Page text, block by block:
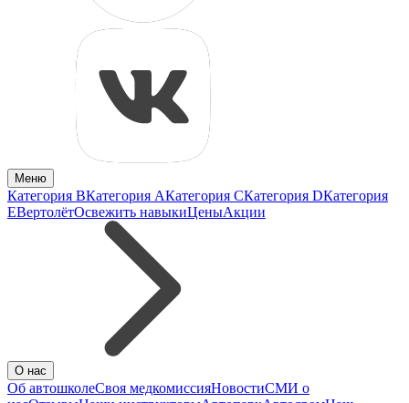
Меню
Категория BКатегория AКатегория CКатегория DКатегория
EВертолётОсвежить навыкиЦеныАкции
О нас
Об автошколеСвоя медкомиссияНовостиСМИ о